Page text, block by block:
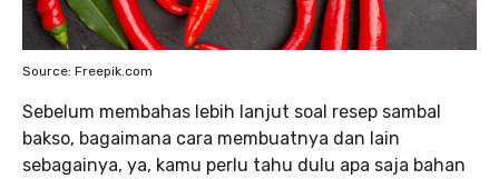
Source: Freepik.com
Sebelum membahas lebih lanjut soal resep sambal
bakso, bagaimana cara membuatnya dan lain
sebagainya, ya, kamu perlu tahu dulu apa saja bahan